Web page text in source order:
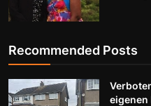
Recommended Posts
eigenen